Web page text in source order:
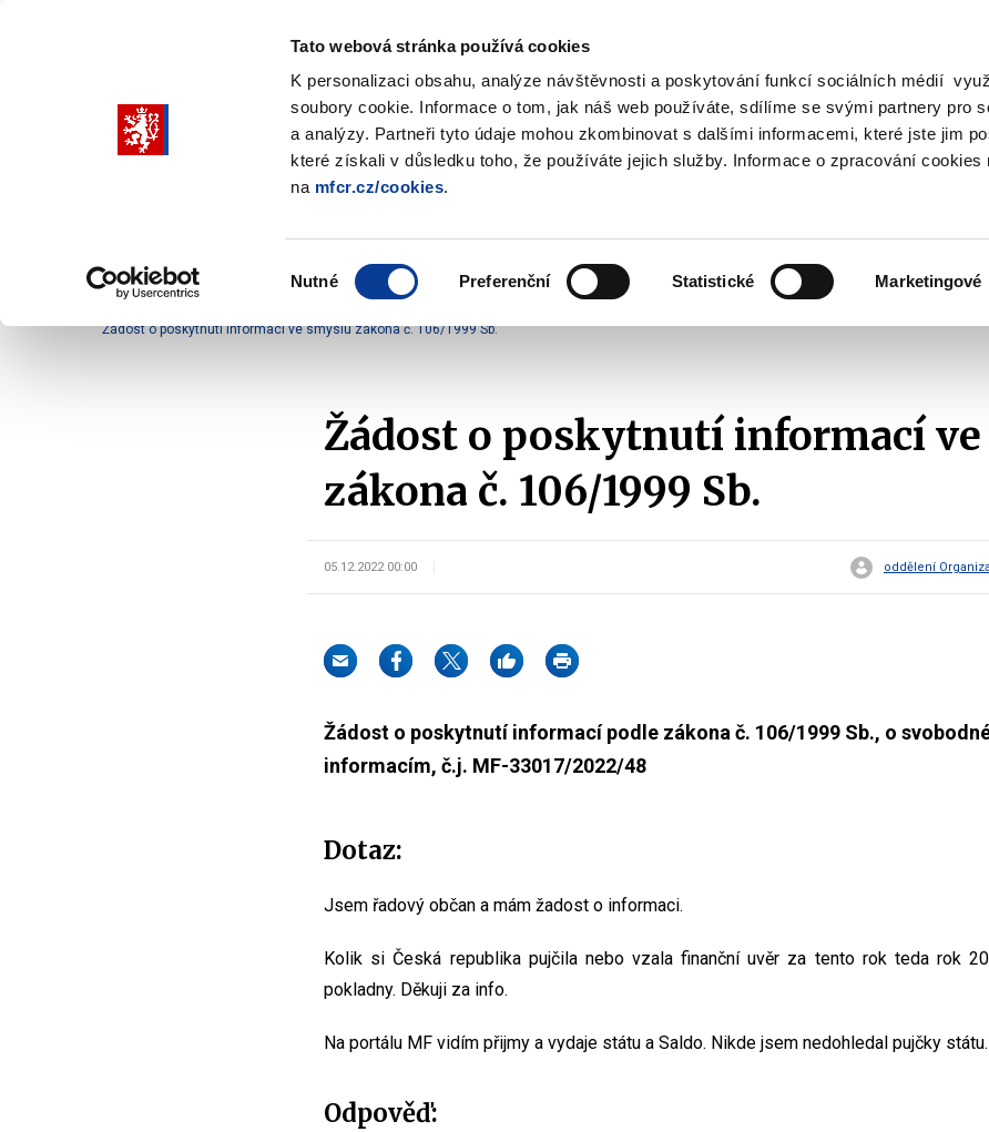
Tato webová stránka používá cookies
K personalizaci obsahu, analýze návštěvnosti a poskytování funkcí sociálních médií
soubory cookie. Informace o tom, jak náš web používáte, sdílíme se svými partnery pro
a analýzy. Partneři tyto údaje mohou zkombinovat s dalšími informacemi, které jste jim
které získali v důsledku toho, že používáte jejich služby. Informace o zpracování cookies
na mfcr.cz/cookies.
Nutné Preferenční Statistické Marketingové
Vyhledat
submenu
submenu
politika
submenu
submenu
účetnictví
Služby veřejnosti Komunikace s veřejností Žádosti o informace dle zákona č. 106/1999 Sb.
Žádost o poskytnutí informací ve smyslu zákona č. 106/1999 Sb.
Žádost o poskytnutí informací
zákona č. 106/1999 Sb.
05.12.2022 00:00 oddělení
Žádost o poskytnutí informací podle zákona č. 106/1999 Sb., o
informacím, č.j. MF-33017/2022/48
Dotaz:
Jsem řadový občan a mám žadost o informaci.
Kolik si Česká republika pujčila nebo vzala finanční uvěr za tento rok teda rok
pokladny. Děkuji za info.
Na portálu MF vidím přijmy a vydaje státu a Saldo. Nikde jsem nedohledal pujčky státu.
Odpověď: